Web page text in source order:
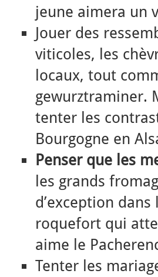
jeune aimera un
Jouer des
viticoles, les
locaux, tout
gewurztraminer.
tenter les
Bourgogne en
Penser que les
les grands
d’exception
roquefort qui
aime le
Tenter les